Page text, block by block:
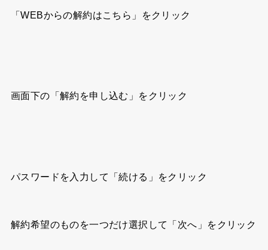
「WEBからの解約はこちら」をクリック
画面下の「解約を申し込む」をクリック
パスワードを入力して「続ける」をクリック
解約希望のものを一つだけ選択して「次へ」をクリック